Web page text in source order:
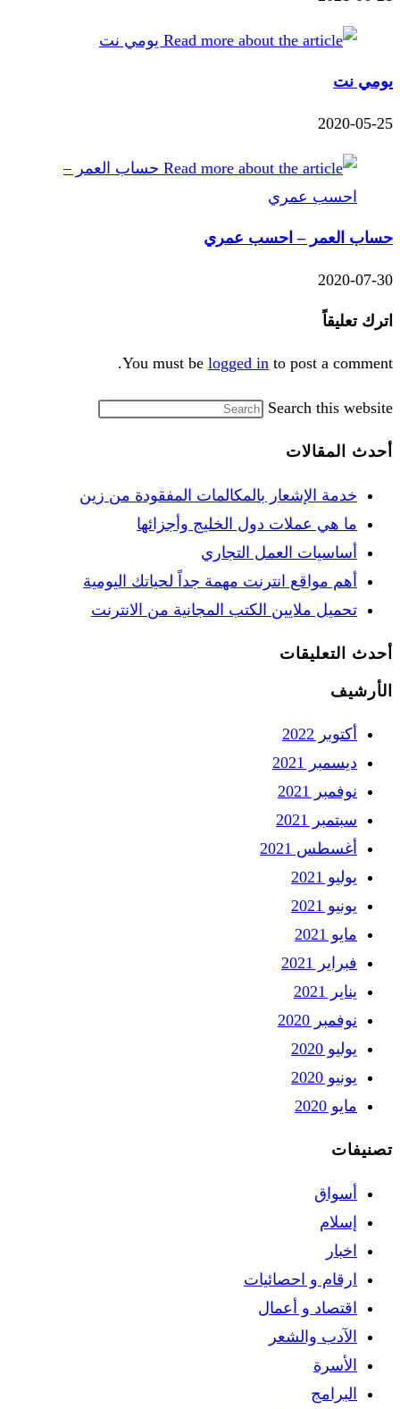
يومي نت
2020-05-25
حساب العمر – احسب عمري
2020-07-30
اترك تعليقاً
You must be logged in to post a comment.
Search this website
أحدث المقالات
خدمة الإشعار بالمكالمات المفقودة من زين
ما هي عملات دول الخليج وأجزائها
أساسيات العمل التجاري
أهم مواقع انترنت مهمة جداً لحياتك اليومية
تحميل ملايين الكتب المجانية من الانترنت
أحدث التعليقات
الأرشيف
أكتوبر 2022
ديسمبر 2021
نوفمبر 2021
سبتمبر 2021
أغسطس 2021
يوليو 2021
يونيو 2021
مايو 2021
فبراير 2021
يناير 2021
نوفمبر 2020
يوليو 2020
يونيو 2020
مايو 2020
تصنيفات
أسواق
إسلام
اخبار
ارقام و احصائيات
اقتصاد و أعمال
الآدب والشعر
الأسرة
البرامج